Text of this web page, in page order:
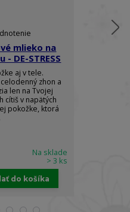
mlieko na
DE-STRESS
aj v tele.
zhon a
len na Tvojej
cítiš v napätých
pokožke, ktorá
Na sklade
> 3 ks
do košíka